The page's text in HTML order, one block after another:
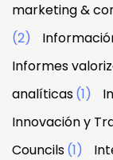
marketing &
(2)
Informes
analíticas(1)
Innovación y
Councils(1)